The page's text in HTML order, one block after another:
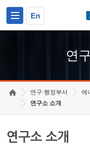
En
연
연구·행정부서
에
연구소 소개
연구소 소개